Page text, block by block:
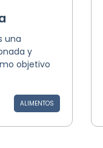
una
y
objetivo
ALIMENTOS